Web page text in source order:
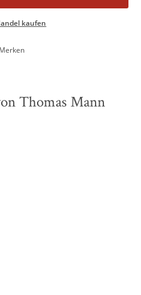
kaufen
Merken
Thomas Mann